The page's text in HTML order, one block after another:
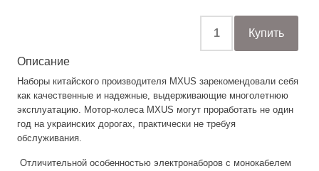
Описание
Наборы китайского производителя MXUS зарекомендовали себя
как качественные и надежные, выдерживающие многолетнюю
эксплуатацию. Мотор-колеса MXUS могут проработать не один
год на украинских дорогах, практически не требуя
обслуживания.
Отличительной особенностью электронаборов с монокабелем